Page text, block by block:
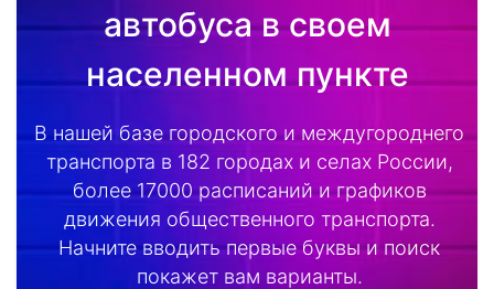
автобуса в своем
населенном пункте
В нашей базе городского и междугороднего
транспорта в 182 городах и селах России,
более 17000 расписаний и графиков
движения общественного транспорта.
Начните вводить первые буквы и поиск
покажет вам варианты.